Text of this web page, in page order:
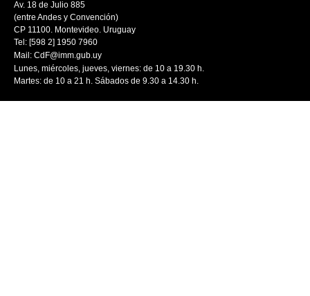
Av. 18 de Julio 885
(entre Andes y Convención)
CP 11100. Montevideo. Uruguay
Tel: [598 2] 1950 7960
Mail: CdF@imm.gub.uy
Lunes, miércoles, jueves, viernes: de 10 a 19.30 h.
Martes: de 10 a 21 h. Sábados de 9.30 a 14.30 h.